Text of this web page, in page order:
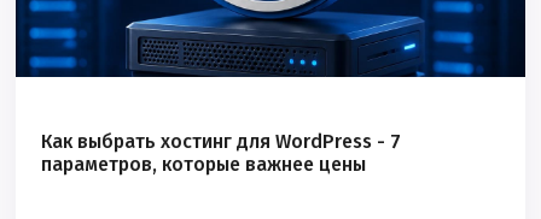
Как выбрать хостинг для WordPress - 7
параметров, которые важнее цены